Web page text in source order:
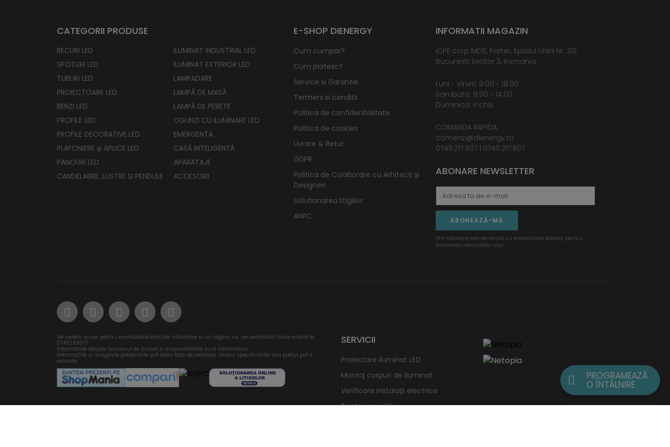
CATEGORII PRODUSE
BECURI LED
SPOTURI LED
TUBURI LED
PROIECTOARE LED
BENZI LED
PROFILE LED
PROFILE DECORATIVE LED
PLAFONIERE și APLICE LED
PANOURI LED
CANDELABRE, LUSTRE ȘI PENDULE
ILUMINAT INDUSTRIAL LED
ILUMINAT EXTERIOR LED
LAMPADARE
LAMPĂ DE MASĂ
LAMPĂ DE PERETE
OGLINZI CU ILUMINARE LED
EMERGENTA
CASĂ INTELIGENTĂ
APARATAJE
ACCESORII
E-SHOP DIENERGY
Cum cumpar?
Cum platesc?
Service si Garantie
Termeni si conditii
Politica de confidentialitate
Politica de cookies
Livrare & Retur
GDPR
Politica de Colaborare cu Arhitecți și
Designeri
Solutionarea litigiilor
ANPC
INFORMATII MAGAZIN
ICPE corp MD5, Parter, Splaiul Unirii Nr. 313
Bucuresti, Sector 3, Romania
Luni - Vineri: 9:00 - 18:00
Sambata: 9:00 - 14:00
Duminica: inchis
COMANDA RAPIDA:
comenzi@dienergy.ro
0749.217.807 0749.217.807
ABONARE NEWSLETTER
ABONEAZĂ-MĂ
Prin abonare ești de acord cu prelucrarea datelor pentru
trimiterea newsletter-ului.
Ne cerem scuze pentru eventualele erori de informare si va rugam sa ne semnalati orice eroare la:
0740269977
Informatiile despre termenul de livrare si disponibilitate sunt informative.
Informatiile si imaginile prezentate pot diferi fata de realitate. Uneori specificatiile sau pretul pot fi
eronate.
SERVICII
Proiectare iluminat LED
Montaj corpuri de iluminat
Verificare instalații electrice
Toate serviciile
PROGRAMEAZĂ
O ÎNTÂLNIRE